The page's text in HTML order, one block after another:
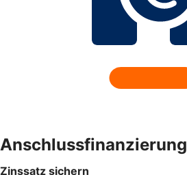
Anschlussfinanzierung
Zinssatz sichern